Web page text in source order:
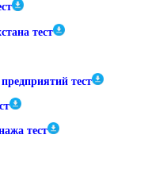
тест
тест
тест